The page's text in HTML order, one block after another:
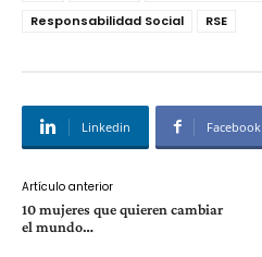
Responsabilidad Social
RSE
Linkedin Facebook
Artículo anterior
10 mujeres que quieren cambiar
el mundo…